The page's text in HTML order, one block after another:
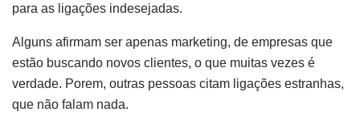
para as ligações indesejadas.
Alguns afirmam ser apenas marketing, de empresas que
estão buscando novos clientes, o que muitas vezes é
verdade. Porem, outras pessoas citam ligações estranhas,
que não falam nada.